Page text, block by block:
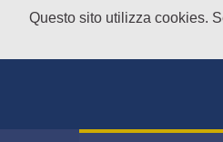
Questo sito utilizza cookies.